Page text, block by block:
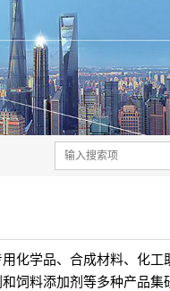
化学品、合成材料、化工
饲料添加剂等多种产品集